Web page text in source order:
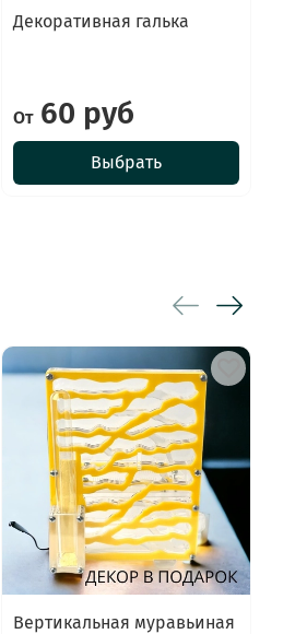
Декоративная галька
От60 руб
Выбрать
Вертикальная муравьиная